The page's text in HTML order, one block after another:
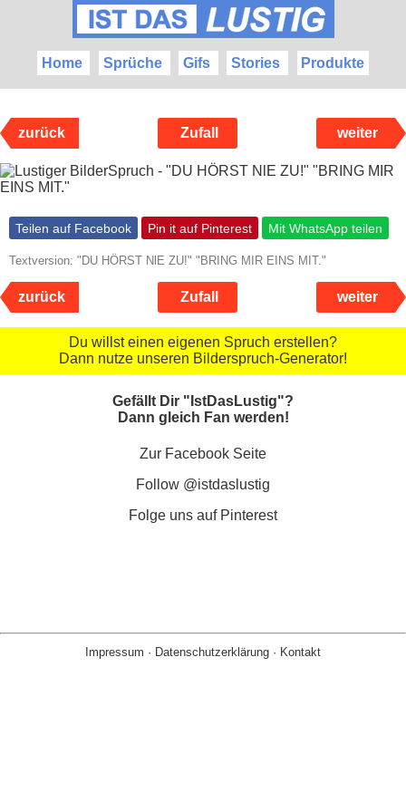
Home Sprüche Gifs Stories Produkte
zurück Zufall weiter
Teilen auf Facebook Pin it auf Pinterest Mit WhatsApp teilen
Textversion: "DU HÖRST NlE ZU!" "BRING MIR EINS MIT."
zurück Zufall weiter
Du willst einen eigenen Spruch erstellen?
Dann nutze unseren Bilderspruch-Generator!
Gefällt Dir "IstDasLustig"?
Dann gleich Fan werden!
Zur Facebook Seite
Follow @istdaslustig
Folge uns auf Pinterest
Impressum · Datenschutzerklärung · Kontakt